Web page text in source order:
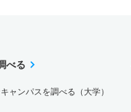
べる
ャンパスを調べる（大学）